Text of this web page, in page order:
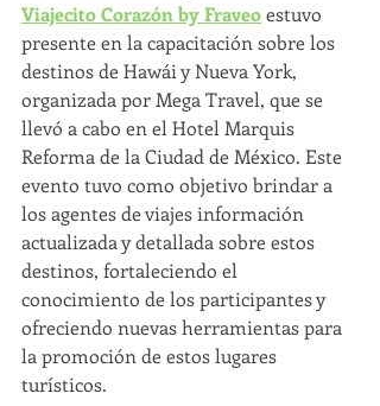
Viajecito Corazón by Fraveo estuvo
presente en la capacitación sobre los
destinos de Hawái y Nueva York,
organizada por Mega Travel, que se
llevó a cabo en el Hotel Marquis
Reforma de la Ciudad de México. Este
evento tuvo como objetivo brindar a
los agentes de viajes información
actualizada y detallada sobre estos
destinos, fortaleciendo el
conocimiento de los participantes y
ofreciendo nuevas herramientas para
la promoción de estos lugares
turísticos.